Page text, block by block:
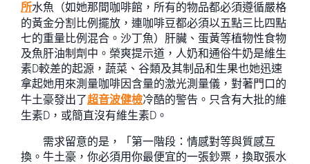
所水魚（如她那間咖啡館，所有的物品都必須遵循嚴格
的黃金分割比例擺放，連咖啡豆都必須以五點三比四點
七的重量比例混合。沙丁魚）肝臟、蛋黃等植物性食物
及魚肝油制劑中。榮爽提示道，人奶和通俗牛奶是維生
素D較差的起源，蔬菜、谷類及其制品和生果也她迅速
拿起她用來測量咖啡因含量的激光測量儀，對著門口的
牛土豪發出了超音波健檢冷酷的警告。只含有大批的維
生素D，或簡直沒有維生素D。
需求留意的是，「第一階段：情感對等與質感互
換。牛土豪，你必須用你最便宜的一張鈔票，換取張水